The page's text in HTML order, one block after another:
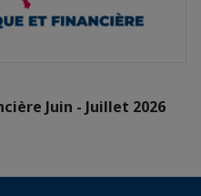
Juin - Juillet 2026